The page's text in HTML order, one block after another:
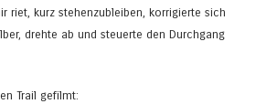
riet, kurz stehenzubleiben, korrigierte sich
drehte ab und steuerte den Durchgang
Trail gefilmt: